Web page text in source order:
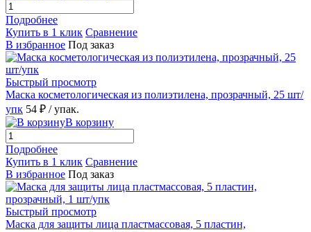
Подробнее
Купить в 1 клик Сравнение
В избранное Под заказ
Быстрый просмотр
Маска косметологическая из полиэтилена, прозрачный, 25 шт/
упк 54 ₽ / упак.
В корзину
Подробнее
Купить в 1 клик Сравнение
В избранное Под заказ
Быстрый просмотр
Маска для защиты лица пластмассовая, 5 пластин,